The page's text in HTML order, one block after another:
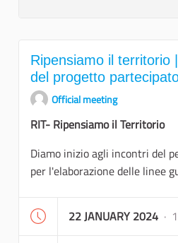
Ripensiamo il territorio
del progetto
Official meeting
RIT- Ripensiamo il Territorio
Diamo inizio agli incontri del
per l'elaborazione delle linee
22 JANUARY 2024 ·